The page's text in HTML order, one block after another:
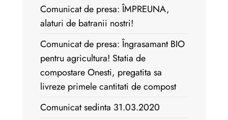
Comunicat de presa: ÎMPREUNA,
alaturi de batranii nostri!
Comunicat de presa: Îngrasamant BIO
pentru agricultura! Statia de
compostare Onesti, pregatita sa
livreze primele cantitati de compost
Comunicat sedinta 31.03.2020